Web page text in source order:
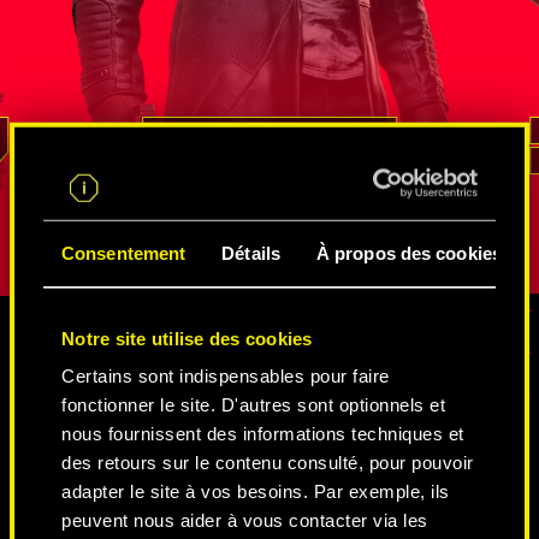
Consentement Détails À propos des cookies
Notre site utilise des cookies
Certains sont indispensables pour faire
fonctionner le site. D'autres sont optionnels et
nous fournissent des informations techniques et
des retours sur le contenu consulté, pour pouvoir
adapter le site à vos besoins. Par exemple, ils
peuvent nous aider à vous contacter via les
avec
pays
pas
son talent lors de missions de
renseignement. Il sait mieux que
quiconque comment naviguer dans
le vaste réseau d'espions et
de netrunners, comment se procurer des
informations, et même comment s'infiltrer
dans les lieux les mieux gardés. Sa loyauté
et son sens du devoir sont sans égal.
fédérale
par
visages,
cinglant
pas
rôle, sa
MÉDIAS
CYBERPUNK 2077